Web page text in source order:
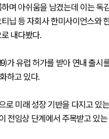
며 아쉬움을 남겼는데 이는 독
닙 등 자회사 한미사이언스와
내다봤다.
유럽 허가를 받아 연내 출시
하고 있다.
미래 성장 기반을 다지고 있
전임상 단계에서 주목받고 있